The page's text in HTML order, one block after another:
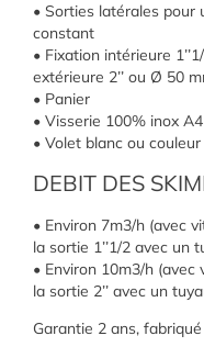
• Sorties latérales pour
constant
• Fixation intérieure
extérieure 2’’ ou Ø 50
• Panier
• Visserie 100% inox A4
• Volet blanc ou couleur
DEBIT DES
• Environ 7m3/h (avec
la sortie 1’’1/2 avec un
• Environ 10m3/h
la sortie 2’’ avec un
Garantie 2 ans,